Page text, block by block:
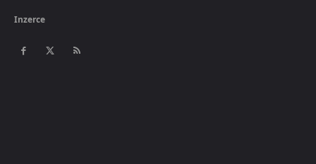
Inzerce